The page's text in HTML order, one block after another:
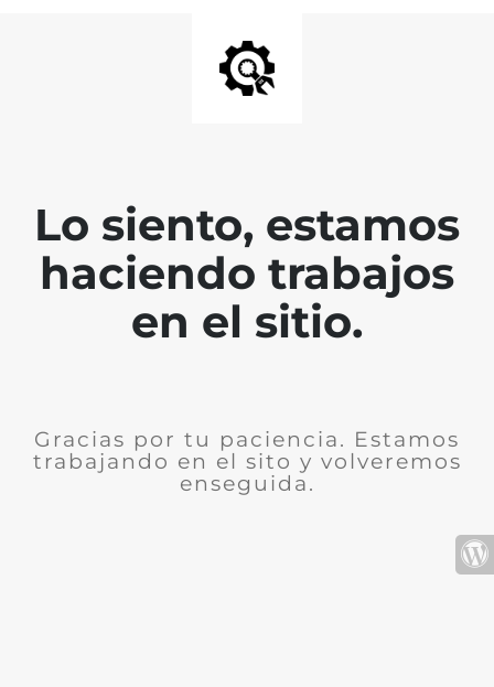
Lo siento, estamos
haciendo trabajos
en el sitio.
Gracias por tu paciencia. Estamos
trabajando en el sito y volveremos
enseguida.